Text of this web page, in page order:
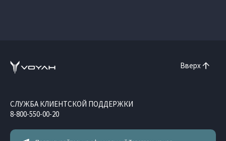
Вверх
СЛУЖБА КЛИЕНТСКОЙ ПОДДЕРЖКИ
8-800-550-00-20